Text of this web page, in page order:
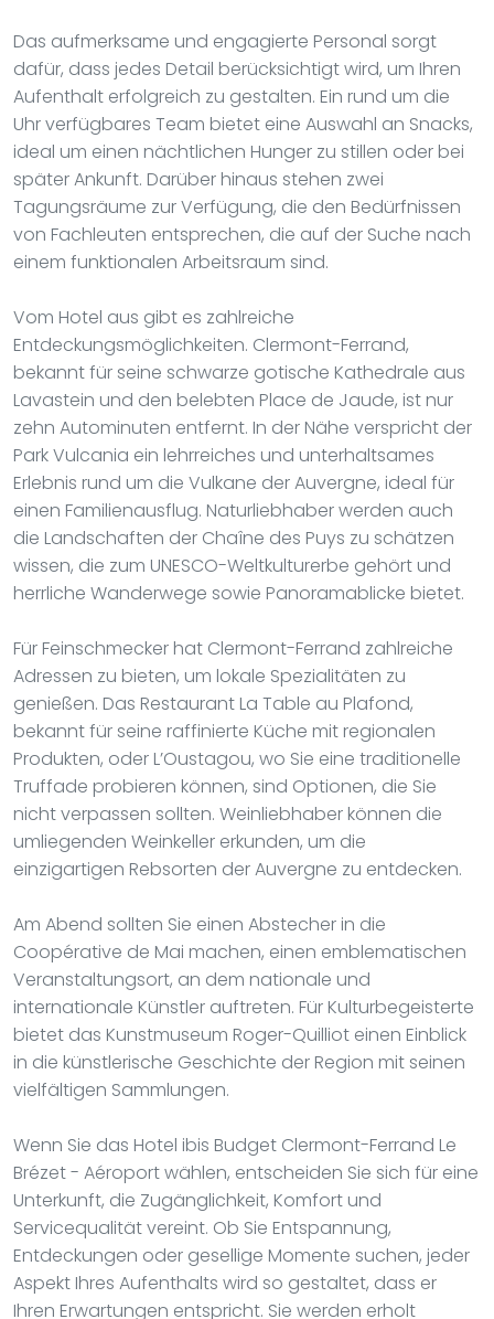
Das aufmerksame und engagierte Personal sorgt
dafür, dass jedes Detail berücksichtigt wird, um Ihren
Aufenthalt erfolgreich zu gestalten. Ein rund um die
Uhr verfügbares Team bietet eine Auswahl an Snacks,
ideal um einen nächtlichen Hunger zu stillen oder bei
später Ankunft. Darüber hinaus stehen zwei
Tagungsräume zur Verfügung, die den Bedürfnissen
von Fachleuten entsprechen, die auf der Suche nach
einem funktionalen Arbeitsraum sind.
Vom Hotel aus gibt es zahlreiche
Entdeckungsmöglichkeiten. Clermont-Ferrand,
bekannt für seine schwarze gotische Kathedrale aus
Lavastein und den belebten Place de Jaude, ist nur
zehn Autominuten entfernt. In der Nähe verspricht der
Park Vulcania ein lehrreiches und unterhaltsames
Erlebnis rund um die Vulkane der Auvergne, ideal für
einen Familienausflug. Naturliebhaber werden auch
die Landschaften der Chaîne des Puys zu schätzen
wissen, die zum UNESCO-Weltkulturerbe gehört und
herrliche Wanderwege sowie Panoramablicke bietet.
Für Feinschmecker hat Clermont-Ferrand zahlreiche
Adressen zu bieten, um lokale Spezialitäten zu
genießen. Das Restaurant La Table au Plafond,
bekannt für seine raffinierte Küche mit regionalen
Produkten, oder L’Oustagou, wo Sie eine traditionelle
Truffade probieren können, sind Optionen, die Sie
nicht verpassen sollten. Weinliebhaber können die
umliegenden Weinkeller erkunden, um die
einzigartigen Rebsorten der Auvergne zu entdecken.
Am Abend sollten Sie einen Abstecher in die
Coopérative de Mai machen, einen emblematischen
Veranstaltungsort, an dem nationale und
internationale Künstler auftreten. Für Kulturbegeisterte
bietet das Kunstmuseum Roger-Quilliot einen Einblick
in die künstlerische Geschichte der Region mit seinen
vielfältigen Sammlungen.
Wenn Sie das Hotel ibis Budget Clermont-Ferrand Le
Brézet - Aéroport wählen, entscheiden Sie sich für eine
Unterkunft, die Zugänglichkeit, Komfort und
Servicequalität vereint. Ob Sie Entspannung,
Entdeckungen oder gesellige Momente suchen, jeder
Aspekt Ihres Aufenthalts wird so gestaltet, dass er
Ihren Erwartungen entspricht. Sie werden erholt